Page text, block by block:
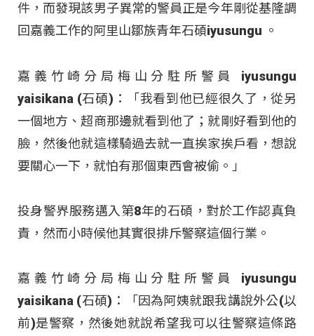
件，而發現該男子異常的警員正是今年剛從基隆調
回嘉義工作的阿里山鄒族青年石碩iyusungu 。
嘉義竹崎分局梅山分駐所警員 iyusungu
yaisikana (石碩)：「我看到他已經很久了，從另
一個地方、超商那邊就看到他了；就剛好看到他的
臉，然後他就這樣騎過去就一直挨家挨戶看，想說
要關心一下，就怕有那個東西會被偷。」
投身警界服務邁入第8年的石碩，對於工作認真負
責，然而小時候他其實很排斥警察這個行業。
嘉義竹崎分局梅山分駐所警員 iyusungu
yaisikana (石碩)：「因為阿姨就跟我講說外公(以
前)是警察，然後她就說希望我可以往警察這條路